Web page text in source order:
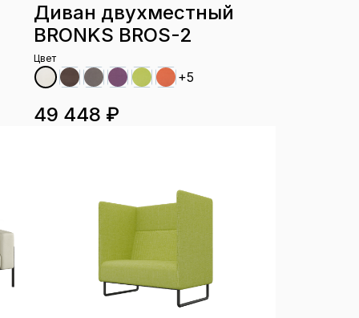
Диван двухместный
BRONKS BROS-2
Цвет
+5
49 448 ₽